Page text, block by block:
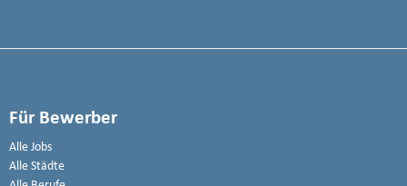
Für Bewerber
Alle Jobs
Alle Städte